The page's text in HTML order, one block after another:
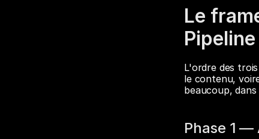
Le
Pipeline
L'ordre des
le contenu,
beaucoup, dans
Phase 1 —